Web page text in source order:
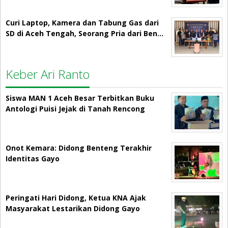
Curi Laptop, Kamera dan Tabung Gas dari
SD di Aceh Tengah, Seorang Pria dari Ben…
Keber Ari Ranto
Siswa MAN 1 Aceh Besar Terbitkan Buku
Antologi Puisi Jejak di Tanah Rencong
Onot Kemara: Didong Benteng Terakhir
Identitas Gayo
Peringati Hari Didong, Ketua KNA Ajak
Masyarakat Lestarikan Didong Gayo